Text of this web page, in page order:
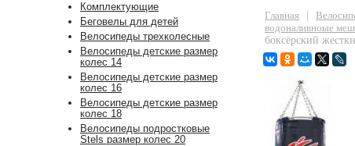
Главная
водоналивноые
боксёрский
Комплектующие
Беговелы для детей
Велосипеды трехколесные
Велосипеды детские размер
колес 14
Велосипеды детские размер
колес 16
Велосипеды детские размер
колес 18
Велосипеды подростковые
Stels размер колес 20